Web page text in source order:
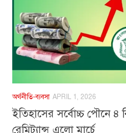
অর্থনীতি-ব্যবসা APRIL 1, 2026
ইতিহাসের সর্বোচ্চ পৌনে ৪
রেমিট্যান্স এলো মার্চে